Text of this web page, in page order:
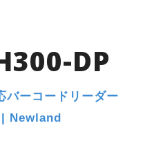
DP
バーコードリーダー
Newland